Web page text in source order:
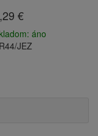
€
áno
JEZ